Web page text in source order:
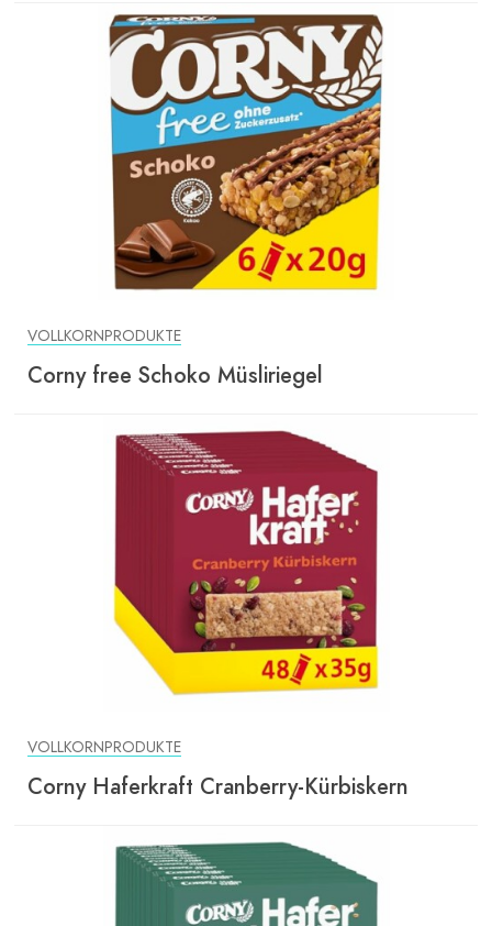
VOLLKORNPRODUKTE
Corny free Schoko Müsliriegel
VOLLKORNPRODUKTE
Corny Haferkraft Cranberry-Kürbiskern